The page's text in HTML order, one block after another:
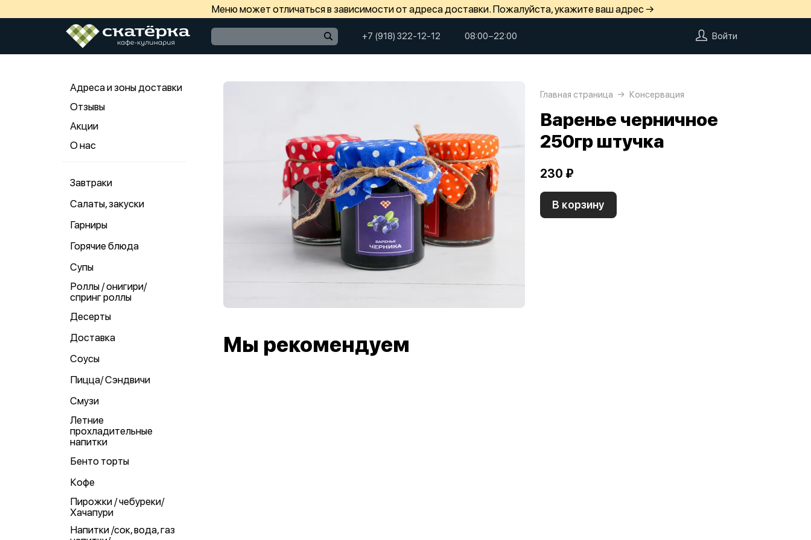
Меню может отличаться в зависимости от адреса доставки. Пожалуйста, укажите ваш адрес →
+7 (918) 322-12-12 08:00−22:00 Войти
Адреса и зоны доставки
Отзывы
Акции
О нас
Завтраки
Салаты, закуски
Гарниры
Горячие блюда
Супы
Роллы / онигири/
спринг роллы
Десерты
Доставка
Соусы
Пицца/ Сэндвичи
Смузи
Летние
прохладительные
напитки
Бенто торты
Кофе
Пирожки / чебуреки/
Хачапури
Напитки /сок, вода, газ
Главная страница Консервация
Варенье черничное
250гр штучка
230 ₽
В корзину
Мы рекомендуем